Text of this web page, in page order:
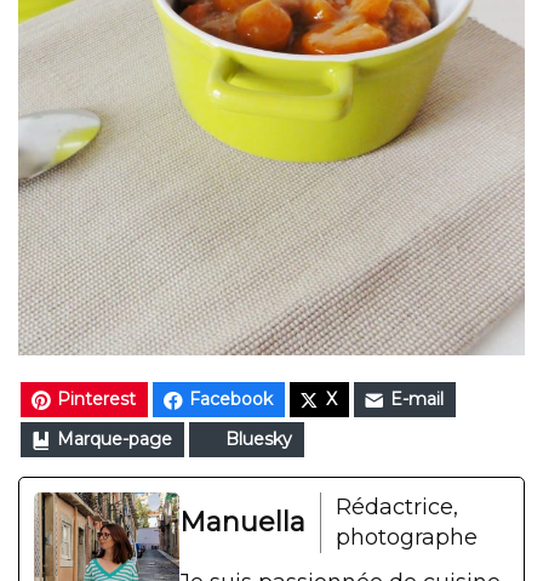
Pinterest Facebook X
E-mail
Marque-page
Bluesky
Manuella
Rédactrice,
photographe